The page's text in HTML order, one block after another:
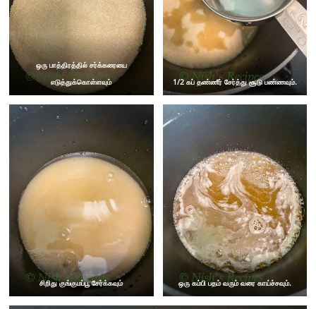
ஒரு பாத்திரத்தில் சர்க்கரையை
எடுத்துக்கொள்ளவும்
1/2 கப் தண்ணீர் சேர்த்து சூடு பண்ணவும்.
சிறிது குங்குமப்பூ சேர்க்கவும் ஒரு கம்பி பதம் வரும் வரை காய்ச்சவும்.